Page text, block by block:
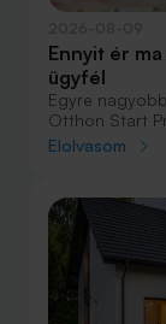
Ennyit ér
ügyfél
Egyre
Otthon Start
ahol összesen
nagyobb
Elolvasom